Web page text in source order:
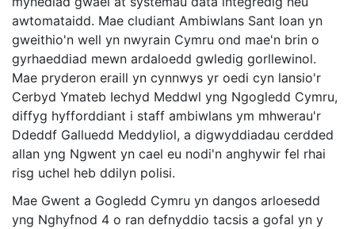
awtomataidd. Mae cludiant Ambiwlans Sant Ioan yn
gweithio'n well yn nwyrain Cymru ond mae'n brin o
gyrhaeddiad mewn ardaloedd gwledig gorllewinol.
Mae pryderon eraill yn cynnwys yr oedi cyn lansio'r
Cerbyd Ymateb Iechyd Meddwl yng Ngogledd Cymru,
diffyg hyfforddiant i staff ambiwlans ym mhwerau'r
Ddeddf Galluedd Meddyliol, a digwyddiadau cerdded
allan yng Ngwent yn cael eu nodi'n anghywir fel rhai
risg uchel heb ddilyn polisi.
Mae Gwent a Gogledd Cymru yn dangos arloesedd
yng Nghyfnod 4 o ran defnyddio tacsis a gofal yn y